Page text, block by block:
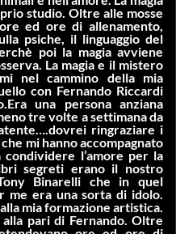
studio. Oltre alle mosse
ed ore di allenamento,
psiche, il linguaggio del
poi la magia avviene
La magia e il mistero
nel cammino della mia
con Fernando Riccardi
una persona anziana
tre volte a settimana da
ringraziare i
mi hanno accompagnato
l’amore per la
segreti erano il nostro
Binarelli che in quel
me era una sorta di idolo.
mia formazione artistica.
pari di Fernando. Oltre